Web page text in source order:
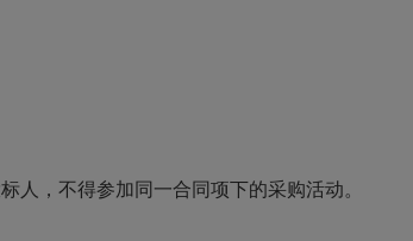
，不得参加同一合同项下的采购活动。